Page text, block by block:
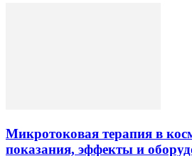
Микротоковая терапия в
показания, эффекты и